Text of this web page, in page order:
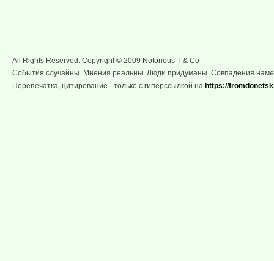
All Rights Reserved. Copyright © 2009 Notorious T & Co
События случайны. Мнения реальны. Люди придуманы. Совпадения
Перепечатка, цитирование - только с гиперссылкой на https://